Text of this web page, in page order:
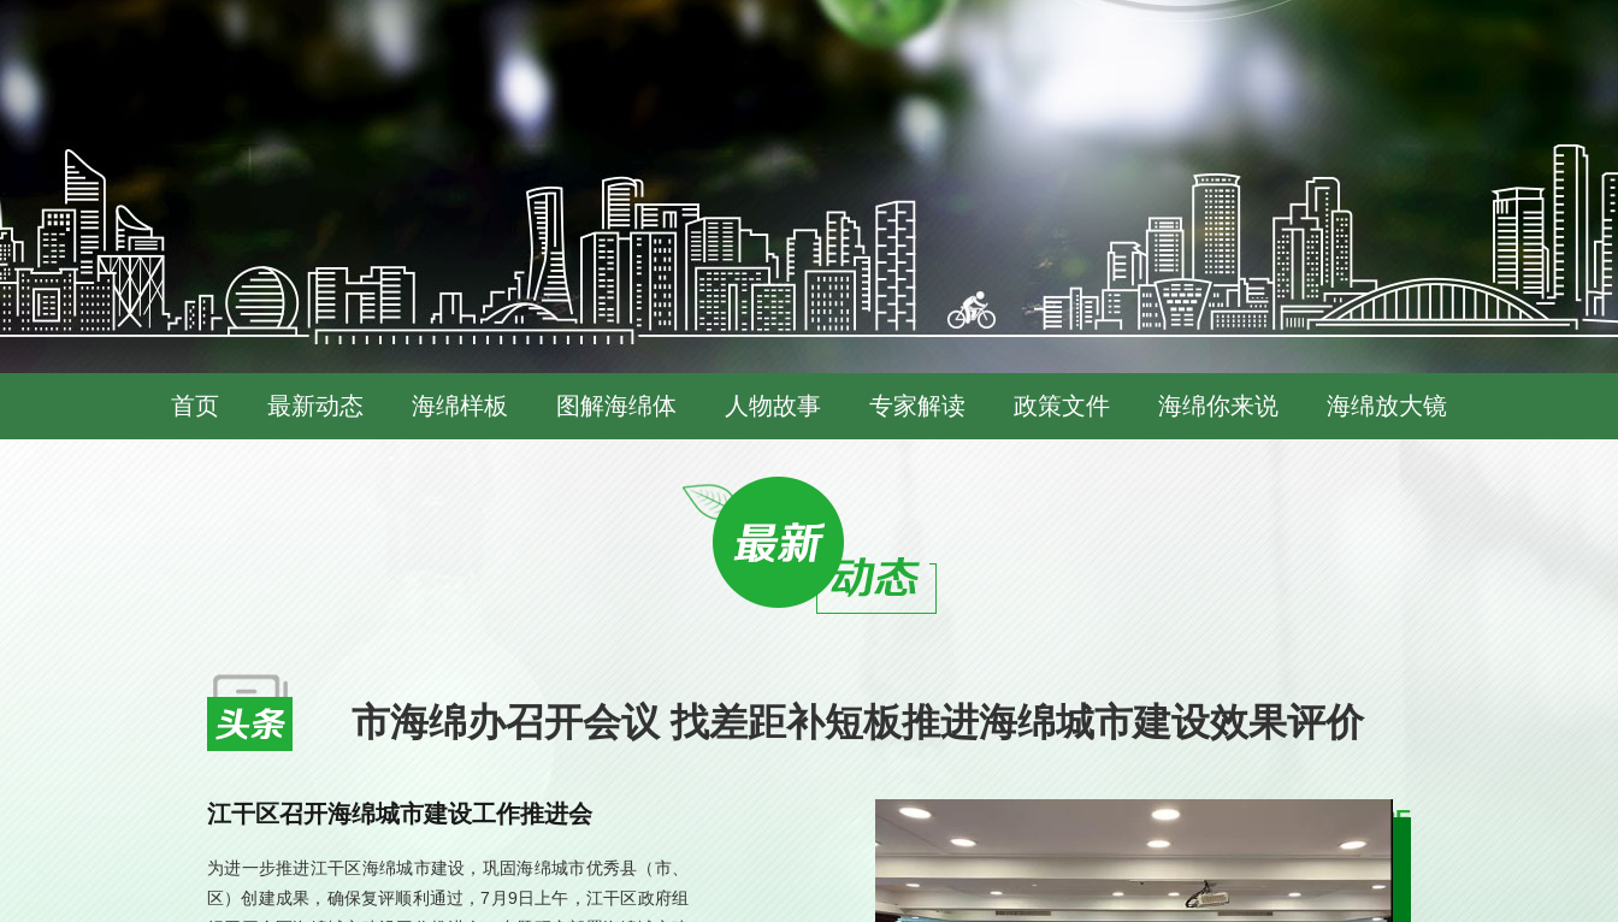
首页 最新动态 海绵样板 图解海绵体 人物故事 专家解读 政策文件 海绵你来说 海绵放大镜
市海绵办召开会议 找差距补短板推进海绵城市建设效果评价
MORE
江干区召开海绵城市建设工作推进会
为进一步推进江干区海绵城市建设，巩固海绵城市优秀县（市、
区）创建成果，确保复评顺利通过，7月9日上午，江干区政府组